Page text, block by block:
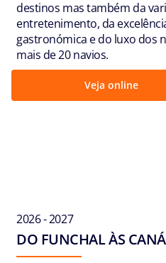
destinos mas também da
entretenimento, da
gastronómica e do luxo dos
mais de 20 navios.
Veja online
2026 - 2027
DO FUNCHAL ÀS